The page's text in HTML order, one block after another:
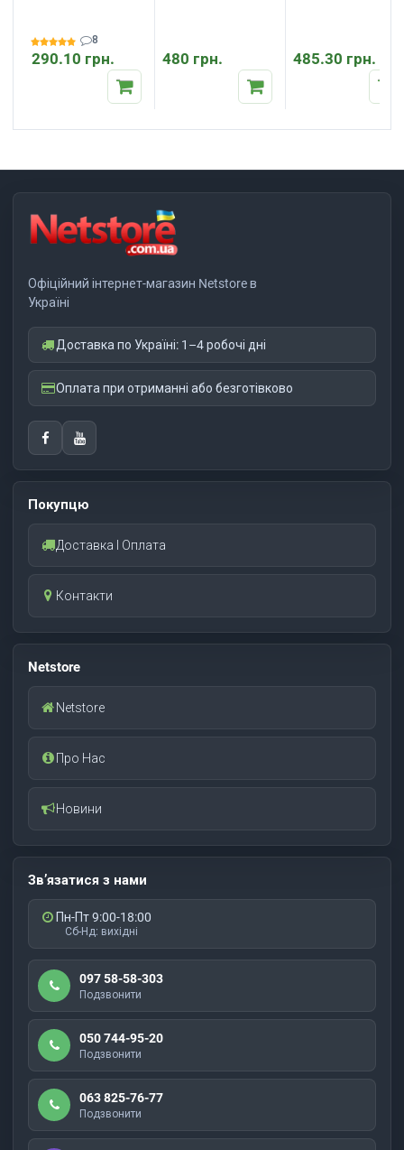
290.10 грн.
8
480 грн. 485.30 грн.
Офіційний інтернет-магазин Netstore в
Україні
Доставка по Україні: 1–4 робочі дні
Оплата при отриманні або безготівково
Покупцю
Доставка І Оплата
Контакти
Netstore
Netstore
Про Нас
Новини
Зв’язатися з нами
Пн-Пт 9:00-18:00
Сб-Нд: вихідні
097 58-58-303
Подзвонити
050 744-95-20
Подзвонити
063 825-76-77
Подзвонити